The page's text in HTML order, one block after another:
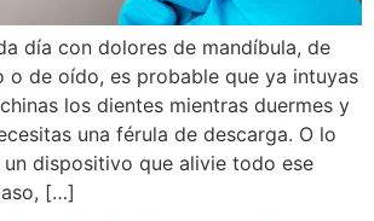
día con dolores de mandíbula, de
o de oído, es probable que ya intuyas
los dientes mientras duermes y
una férula de descarga. O lo
dispositivo que alivie todo ese
[…]